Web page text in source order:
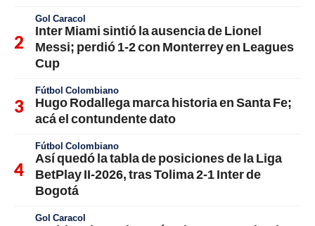
Gol Caracol
Inter Miami sintió la ausencia de Lionel
Messi; perdió 1-2 con Monterrey en Leagues
Cup
Fútbol Colombiano
Hugo Rodallega marca historia en Santa Fe;
acá el contundente dato
Fútbol Colombiano
Así quedó la tabla de posiciones de la Liga
BetPlay II-2026, tras Tolima 2-1 Inter de
Bogotá
Gol Caracol